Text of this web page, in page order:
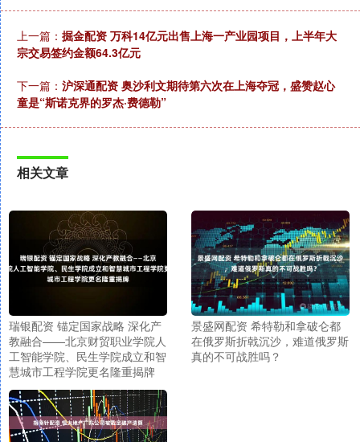
上一篇： 掘金配资 万科14亿元出售上海一产业园项目，上半年大
宗交易签约金额64.3亿元
下一篇： 沪深通配资 奥沙利文期待第六次在上海夺冠，盛赞赵心
童是“斯诺克界的罗杰·费德勒”
相关文章
瑞银配资 锚定国家战略 深化产
教融合——北京财贸职业学院人
工智能学院、民生学院成立和智
慧城市工程学院更名隆重揭牌
景盛网配资 希特勒和拿破仑都
在俄罗斯折戟沉沙，难道俄罗斯
真的不可战胜吗？